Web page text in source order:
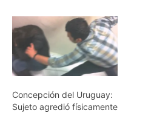
Concepción del Uruguay:
Sujeto agredió físicamente